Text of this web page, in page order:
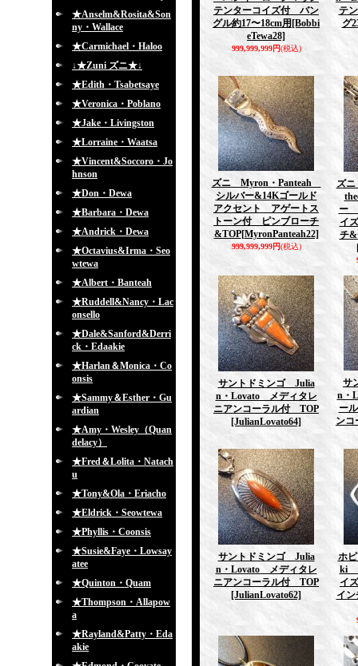
★Anselm&Rosita&Son
ny・Wallace
★Carmichael・Haloo
↓★Zuni ズニ★↓
★Edith・Tsabetsaye
★Veronica・Poblano
★Jake・Livingston
★Lorraine・Waatsa
★Vincent&Soccoro・Jo
hnson
★Don・Dewa
★Barbara・Dewa
★Andrick・Dewa
★Octavius&Irma・Seo
wtewa
★Albert・Banteah
★Ruddell&Nancy・Lac
onsello
★Dale&Sanford&Derri
ck・Edaakie
★Harlan＆Monica・Co
onsis
★Sammy＆Esther・Gu
ardian
★Amy・Wesley（Quan
delacy）
★Fred＆Lolita・Natach
u
★Tony&Ola・Eriacho
★Eldrick・Seowtewa
★Phyllis・Coonsis
★Susie&Faye・Lowsay
atee
★Quinton・Quam
★Thompson・Allapow
a
★Rayland&Patty・Eda
akie
テンターコイズ付 バン
グル約17〜18cm用 [Bobbi
eTewa28]
999,999,999円(税込)
テ
グ
ズニ Myron・Panteah
シルバー&14Kゴールド
アクセント アゲートス
トーン付 ピンブローチ
&TOP[MyronPanteah22]
999,999,999円(税込)
ズ
ー
イ
チ&
サントドミンゴ Julia
n・Lovato メディタレ
ニアンコーラル付 TOP
[JulianLovato64]
サ
n・
ー
ン
サントドミンゴ Julia
n・Lovato メディタレ
ニアンコーラル付 TOP
[JulianLovato62]
ホ
ki
イ
イン